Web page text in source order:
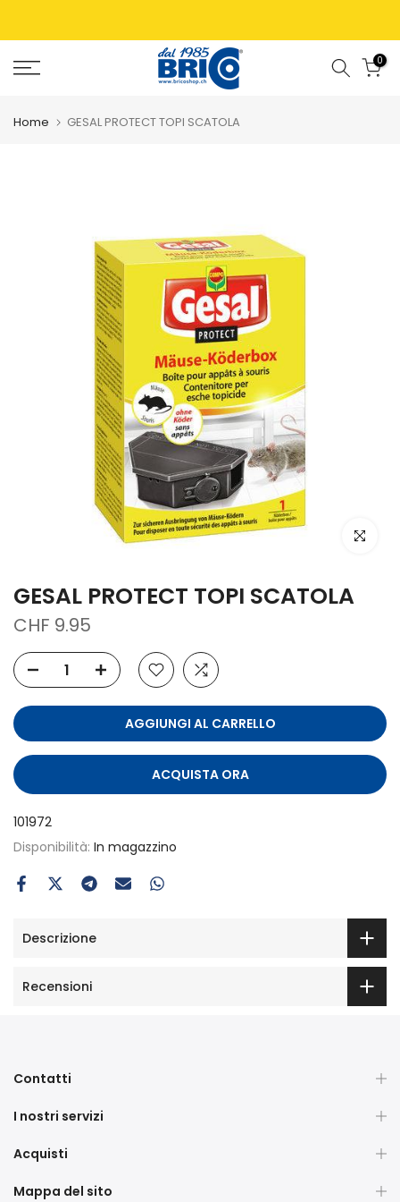
0
Home GESAL PROTECT TOPI SCATOLA
clicca
GESAL PROTECT TOPI SCATOLA
CHF 9.95
AGGIUNGI AL CARRELLO
ACQUISTA ORA
101972
Disponibilità: In magazzino
Descrizione
Recensioni
Contatti
I nostri servizi
Acquisti
Mappa del sito